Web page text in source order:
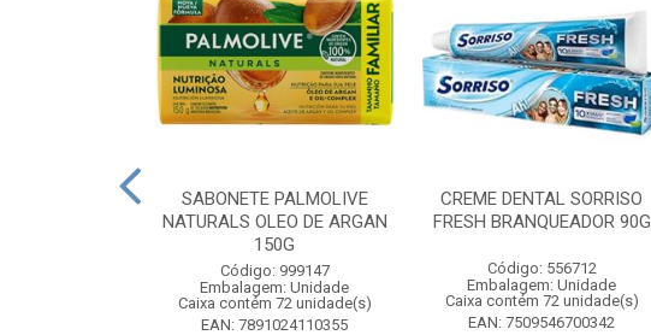
SABONETE PALMOLIVE
NATURALS OLEO DE ARGAN
150G
Código: 999147
Embalagem: Unidade
Caixa contém 72 unidade(s)
EAN: 7891024110355
CREME DENTAL SORRISO
FRESH BRANQUEADOR 90G
Código: 556712
Embalagem: Unidade
Caixa contém 72 unidade(s)
EAN: 7509546700342